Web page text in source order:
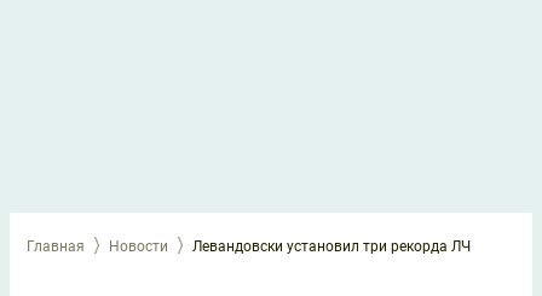
Главная Новости Левандовски установил три рекорда ЛЧ